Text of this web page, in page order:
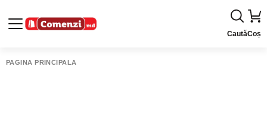
CautăCoș
PAGINA PRINCIPALĂ